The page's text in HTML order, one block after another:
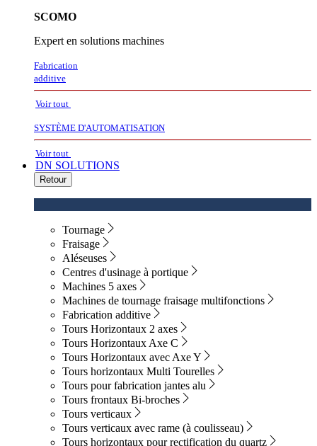
SCOMO
Expert en solutions machines
Fabrication
additive
Voir tout
SYSTÈME D'AUTOMATISATION
Voir tout
DN SOLUTIONS
Retour
Tournage
Fraisage
Aléseuses
Centres d'usinage à portique
Machines 5 axes
Machines de tournage fraisage multifonctions
Fabrication additive
Tours Horizontaux 2 axes
Tours Horizontaux Axe C
Tours Horizontaux avec Axe Y
Tours horizontaux Multi Tourelles
Tours pour fabrication jantes alu
Tours frontaux Bi-broches
Tours verticaux
Tours verticaux avec rame (à coulisseau)
Tours horizontaux pour rectification du quartz